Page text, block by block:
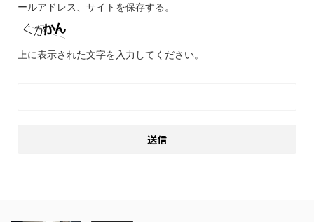
ールアドレス、サイトを保存する。
上に表示された文字を入力してください。